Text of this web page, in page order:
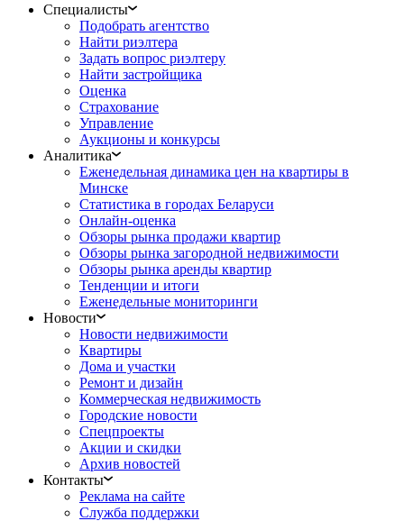
Специалисты
Подобрать агентство
Найти риэлтера
Задать вопрос риэлтеру
Найти застройщика
Оценка
Страхование
Управление
Аукционы и конкурсы
Аналитика
Еженедельная динамика цен на квартиры в
Минске
Статистика в городах Беларуси
Онлайн-оценка
Обзоры рынка продажи квартир
Обзоры рынка загородной недвижимости
Обзоры рынка аренды квартир
Тенденции и итоги
Еженедельные мониторинги
Новости
Новости недвижимости
Квартиры
Дома и участки
Ремонт и дизайн
Коммерческая недвижимость
Городские новости
Спецпроекты
Акции и скидки
Архив новостей
Контакты
Реклама на сайте
Служба поддержки